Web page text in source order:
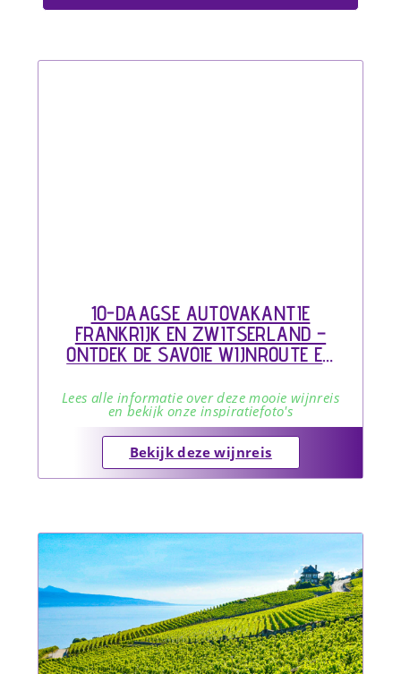
10-DAAGSE AUTOVAKANTIE
FRANKRIJK EN ZWITSERLAND –
ONTDEK DE SAVOIE WIJNROUTE EN
Lees alle informatie over deze mooie wijnreis
en bekijk onze inspiratiefoto's
Bekijk deze wijnreis